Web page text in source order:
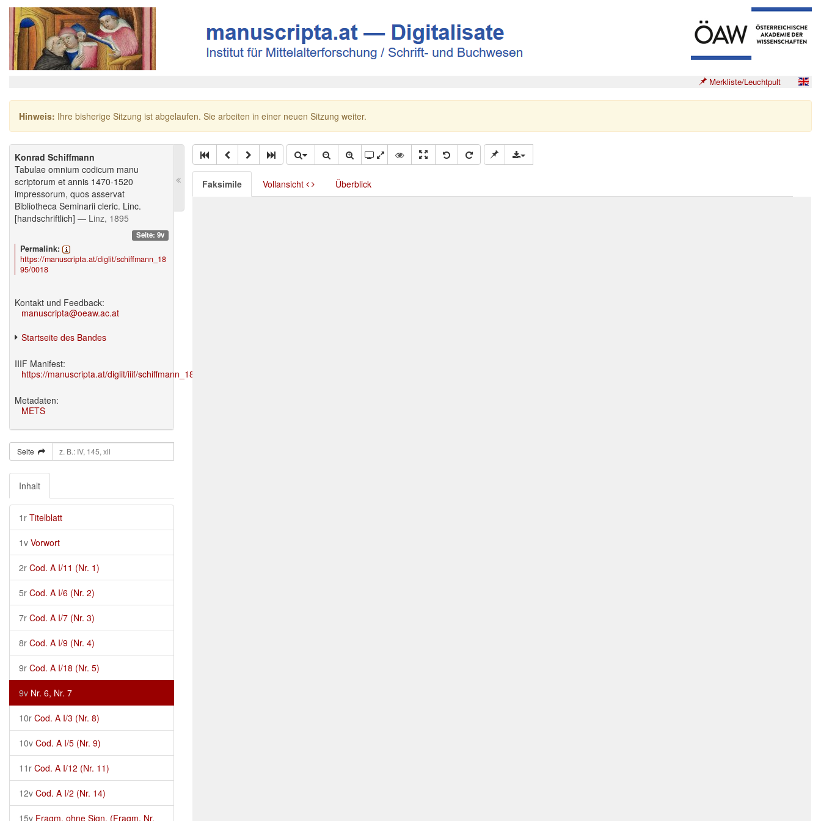
Merkliste/Leuchtpult
Hinweis: Ihre bisherige Sitzung ist abgelaufen. Sie arbeiten in einer neuen Sitzung weiter.
Konrad Schiffmann
Tabulae omnium codicum manu
scriptorum et annis 1470-1520
impressorum, quos asservat
Bibliotheca Seminarii cleric. Linc.
[handschriftlich] — Linz, 1895
Seite: 9v
Permalink:
https://manuscripta.at/diglit/schiffmann_18
95/0018
Kontakt und Feedback:
manuscripta@oeaw.ac.at
Startseite des Bandes
IIIF Manifest:
https://manuscripta.at/diglit/iiif/schiffmann_1895/manifest.json
Metadaten:
METS
Seite
Inhalt
1r Titelblatt
1v Vorwort
2r Cod. A I/11 (Nr. 1)
5r Cod. A I/6 (Nr. 2)
7r Cod. A I/7 (Nr. 3)
8r Cod. A I/9 (Nr. 4)
9r Cod. A I/18 (Nr. 5)
9v Nr. 6, Nr. 7
10r Cod. A I/3 (Nr. 8)
10v Cod. A I/5 (Nr. 9)
11r Cod. A I/12 (Nr. 11)
12v Cod. A I/2 (Nr. 14)
15v Fragm. ohne Sign. (Fragm. Nr.
Faksimile Vollansicht Überblick